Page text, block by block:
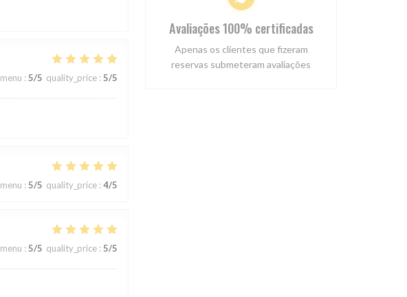
menu : 5/5 quality_price : 5/5
menu : 5/5 quality_price : 4/5
menu : 5/5 quality_price : 5/5
Avaliações 100% certificadas
Apenas os clientes que fizeram
reservas submeteram avaliações